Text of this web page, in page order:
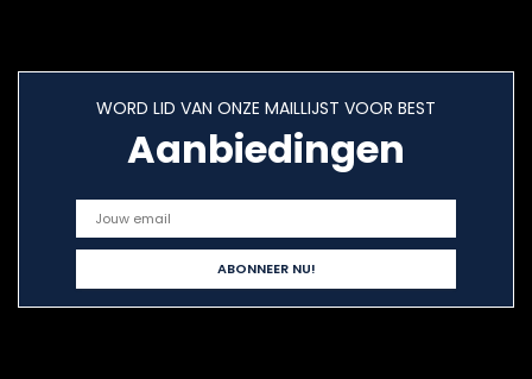
WORD LID VAN ONZE MAILLIJST VOOR BEST
Aanbiedingen